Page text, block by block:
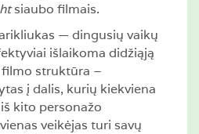
siaubo filmais.
— dingusių vaikų
išlaikoma didžiąją
struktūra –
į dalis, kurių kiekviena
kito personažo
veikėjas turi savų